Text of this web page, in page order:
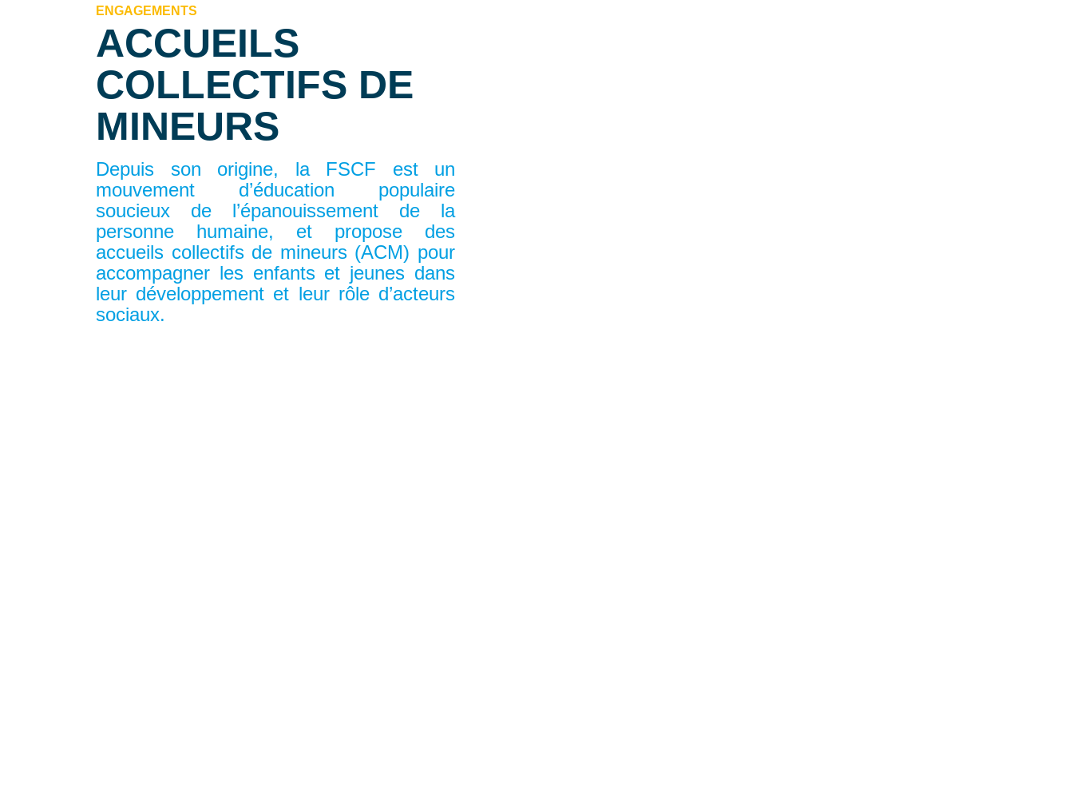
ENGAGEMENTS
ACCUEILS
COLLECTIFS DE
MINEURS
Depuis son origine, la FSCF est un
mouvement d’éducation populaire
soucieux de l’épanouissement de la
personne humaine, et propose des
accueils collectifs de mineurs (ACM) pour
accompagner les enfants et jeunes dans
leur développement et leur rôle d’acteurs
sociaux.